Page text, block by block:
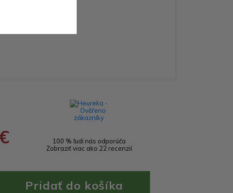
100 % ľudí nás odporúča
Zobraziť viac ako 22 recenzií